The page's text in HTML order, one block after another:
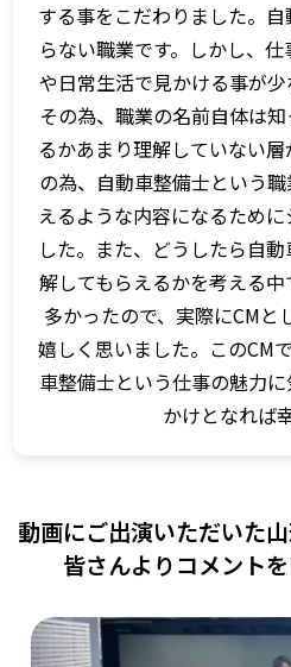
する事をこだわりました。
らない職業です。しかし、
や日常生活で見かける事が少
その為、職業の名前自体は
るかあまり理解していない
の為、自動車整備士という
えるような内容になるため
した。また、どうしたら自
解してもらえるかを考える
多かったので、実際にCMと
嬉しく思いました。このCM
車整備士という仕事の魅力
かけとなれば
動画にご出演いただいた
皆さんよりコメント